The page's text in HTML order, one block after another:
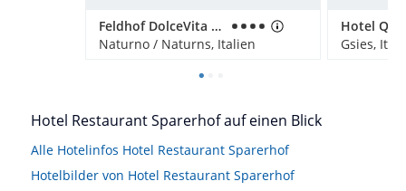
Feldhof DolceVita Resort
Naturno / Naturns, Italien
Gsies,
Hotel Restaurant Sparerhof auf einen Blick
Alle Hotelinfos Hotel Restaurant Sparerhof
Hotelbilder von Hotel Restaurant Sparerhof